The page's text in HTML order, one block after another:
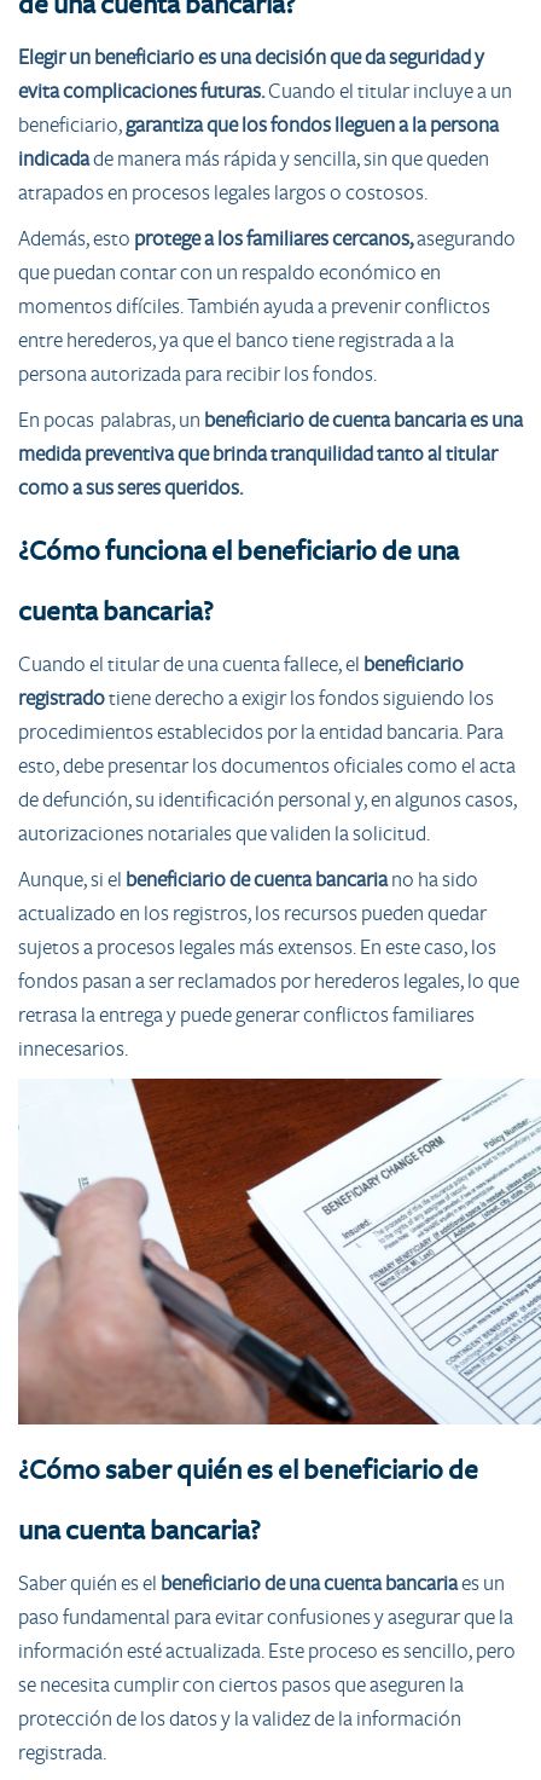
Elegir un beneficiario es una decisión que da seguridad y
evita complicaciones futuras.Cuando el titular incluye a un
beneficiario,garantiza que los fondos lleguen a la persona
indicadade manera más rápida y sencilla, sin que queden
atrapados en procesos legales largos o costosos.
Además, esto protege a los familiares cercanos,asegurando
que puedan contar con un respaldo económico en
momentos difíciles. También ayuda a prevenir conflictos
entre herederos, ya que el banco tiene registrada a la
persona autorizada para recibir los fondos.
En pocas palabras, un beneficiario de cuenta bancaria es una
medida preventiva que brinda tranquilidad tanto al titular
como a sus seres queridos.
¿Cómo funciona el beneficiario de una
cuenta bancaria?
Cuando el titular de una cuenta fallece, el beneficiario
registradotiene derecho a exigir los fondos siguiendo los
procedimientos establecidos por la entidad bancaria. Para
esto, debe presentar los documentos oficiales como el acta
de defunción, su identificación personal y, en algunos casos,
autorizaciones notariales que validen la solicitud.
Aunque, si el beneficiario de cuenta bancariano ha sido
actualizado en los registros, los recursos pueden quedar
sujetos a procesos legales más extensos. En este caso, los
fondos pasan a ser reclamados por herederos legales, lo que
retrasa la entrega y puede generar conflictos familiares
innecesarios.
¿Cómo saber quién es el beneficiario de
una cuenta bancaria?
Saber quién es el beneficiario de una cuenta bancariaes un
paso fundamental para evitar confusiones y asegurar que la
información esté actualizada. Este proceso es sencillo, pero
se necesita cumplir con ciertos pasos que aseguren la
protección de los datos y la validez de la información
registrada.